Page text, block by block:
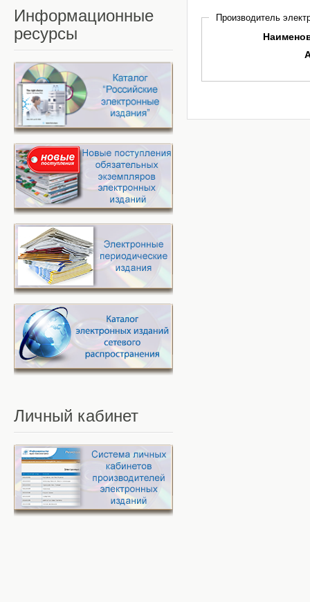
Производитель
Информационные
ресурсы
Личный кабинет